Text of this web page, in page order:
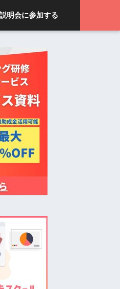
明会に参加する